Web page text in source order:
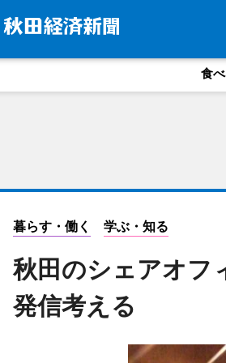
食
暮らす・働く 学ぶ・知る
秋田のシェアオフ
発信考える